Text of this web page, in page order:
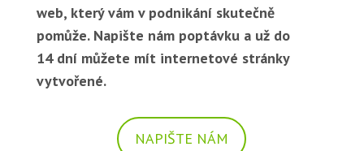
web, který vám v podnikání skutečně
pomůže. Napište nám poptávku a už do
14 dní můžete mít internetové stránky
vytvořené.
NAPIŠTE NÁM